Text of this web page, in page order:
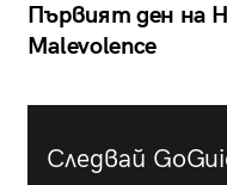
Първият ден на
Malevolence
Следвай